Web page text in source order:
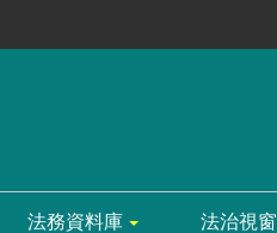
法務資料庫 法治視窗